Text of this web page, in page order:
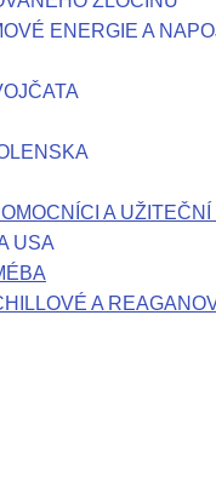
ENERGIE A
A UŽITEČNÍ
USA
A